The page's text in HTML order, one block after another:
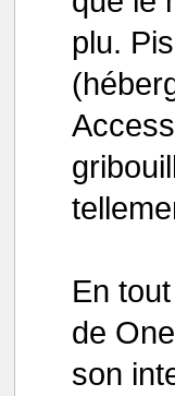
plu.
En
de
son